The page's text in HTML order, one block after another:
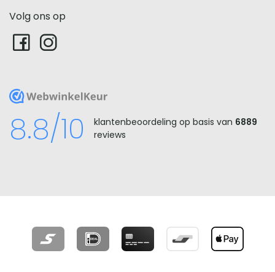
Volg ons op
WebwinkelKeur
8.8/10 klantenbeoordeling op basis van 6889
reviews